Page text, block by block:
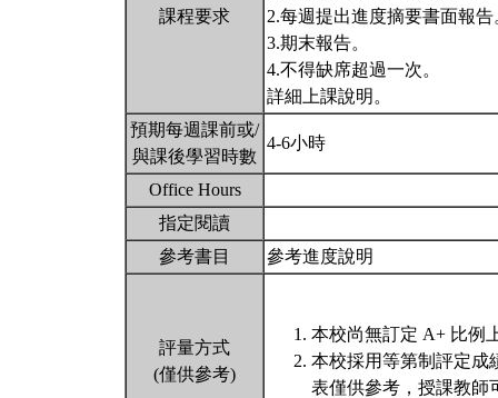
課程要求
2.每週提出進度摘要書面報告
3.期末報告。
4.不得缺席超過一次。
詳細上課說明。
預期每週課前或/
與課後學習時數
4-6小時
Office Hours
指定閱讀
參考書目
參考進度說明
評量方式
(僅供參考)
本校尚無訂定 A+ 比例
本校採用等第制評定成
表僅供參考，授課教師